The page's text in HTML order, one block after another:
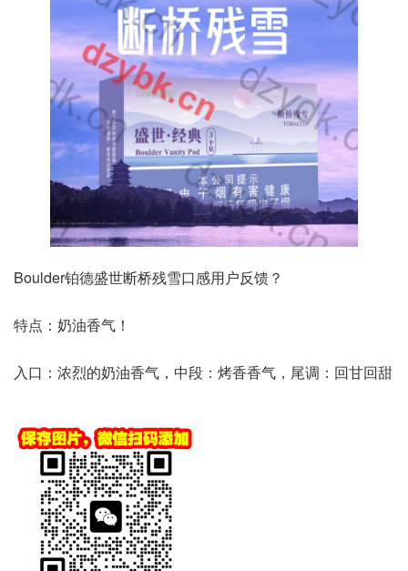
Boulder铂德盛世断桥残雪口感用户反馈？
特点：奶油香气！
入口：浓烈的奶油香气，中段：烤香香气，尾调：回甘回甜